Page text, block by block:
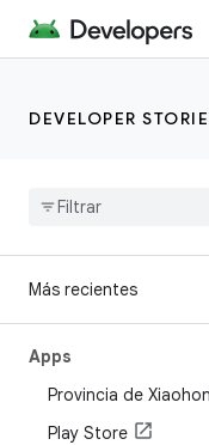
DEVELOPER
Más recientes
Apps
Provincia de
Play Store